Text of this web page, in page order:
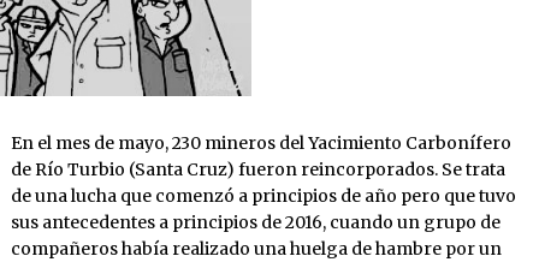
En el mes de mayo, 230 mineros del Yacimiento Carbonífero
de Río Turbio (Santa Cruz) fueron reincorporados. Se trata
de una lucha que comenzó a principios de año pero que tuvo
sus antecedentes a principios de 2016, cuando un grupo de
compañeros había realizado una huelga de hambre por un